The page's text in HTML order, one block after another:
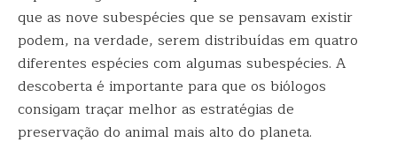
que as nove subespécies que se pensavam existir
podem, na verdade, serem distribuídas em quatro
diferentes espécies com algumas subespécies. A
descoberta é importante para que os biólogos
consigam traçar melhor as estratégias de
preservação do animal mais alto do planeta.